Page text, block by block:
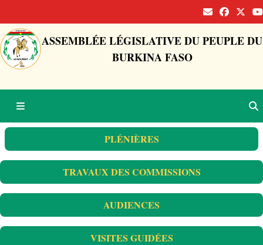
ASSEMBLÉE LÉGISLATIVE DU PEUPLE DU
BURKINA FASO
PLÉNIÈRES
TRAVAUX DES COMMISSIONS
AUDIENCES
VISITES GUIDÉES